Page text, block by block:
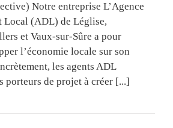
Notre entreprise L’Agence
Local (ADL) de Léglise,
et Vaux-sur-Sûre a pour
l’économie locale sur son
les agents ADL
porteurs de projet à créer [...]